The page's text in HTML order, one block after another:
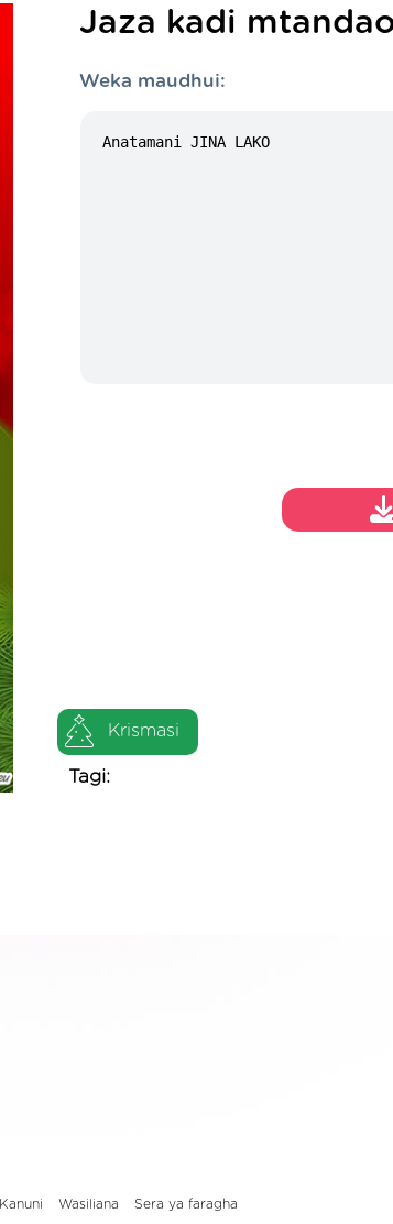
Jaza kadi
Weka maudhui:
Krismasi
Tagi:
Kanuni Wasiliana Sera ya faragha